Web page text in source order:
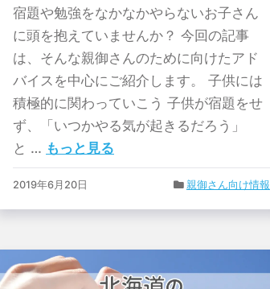
宿題や勉強をなかなかやらないお子さん
に頭を抱えていませんか？ 今回の記事
は、そんな親御さんのために向けたアド
バイスを中心にご紹介します。 子供には
積極的に関わっていこう 子供が宿題をせ
ず、「いつかやる気が起きるだろう」
と … もっと見る
2019年6月20日 親御さん向け情報